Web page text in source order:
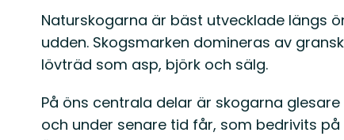
Naturskogarna är bäst utvecklade längs
udden. Skogsmarken domineras av
lövträd som asp, björk och sälg.
På öns centrala delar är skogarna
och under senare tid får, som bedrivits